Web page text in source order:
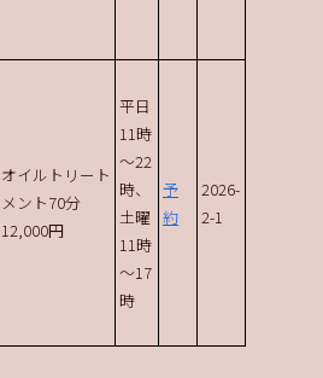
オイルトリート
メント70分
12,000円
平日
11時
～22
時、
土曜
11時
～17
時
予
約
2026-
2-1